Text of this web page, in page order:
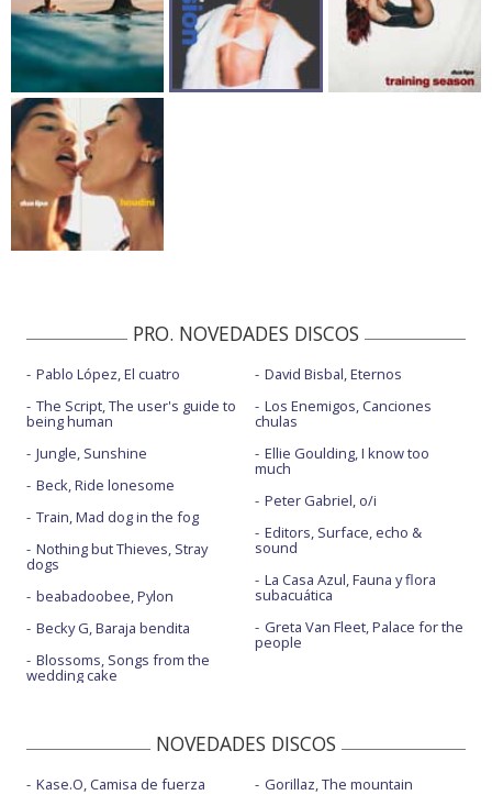
PRO. NOVEDADES DISCOS
Pablo López, El cuatro
The Script, The user's guide to
being human
Jungle, Sunshine
Beck, Ride lonesome
Train, Mad dog in the fog
Nothing but Thieves, Stray
dogs
beabadoobee, Pylon
Becky G, Baraja bendita
Blossoms, Songs from the
wedding cake
David Bisbal, Eternos
Los Enemigos, Canciones
chulas
Ellie Goulding, I know too
much
Peter Gabriel, o/i
Editors, Surface, echo &
sound
La Casa Azul, Fauna y flora
subacuática
Greta Van Fleet, Palace for the
people
NOVEDADES DISCOS
Kase.O, Camisa de fuerza
Gorillaz, The mountain